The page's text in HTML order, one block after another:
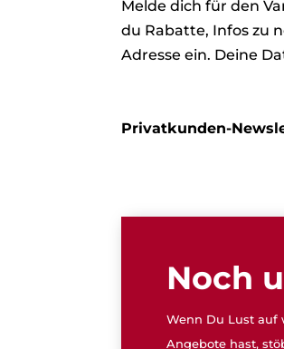
Melde dich für den
du Rabatte, Infos zu
Adresse ein. Deine
Privatkunden-
Noch
Wenn Du Lust auf
Angebote hast,